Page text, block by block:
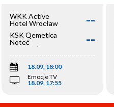
WKK Active
Hotel Wrocław
--
KSK Qemetica
Noteć
Inowrocław
--
18.09, 18:00
Emocje TV
18.09, 17:55